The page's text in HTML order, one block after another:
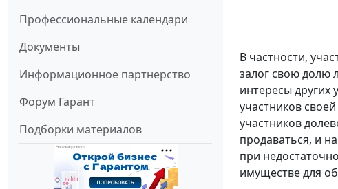
Профессиональные календари
Документы
Информационное партнерство
Форум Гарант
Подборки материалов
В частности,
залог свою долю
интересы других
участников
участников
продаваться, и
при
имуществе для